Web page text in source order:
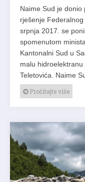
Naime Sud je donio
rješenje
srpnja 2017. se
spomenutom
Kantonalni Sud u
malu
Teletovića. Naime
Pročitajte više